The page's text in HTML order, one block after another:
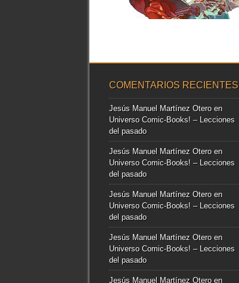
▶
COMENTARIOS RECIENTES
Jesús Manuel Martínez Oteroen
Universo Comic-Books! – Lecciones
del pasado
Jesús Manuel Martínez Oteroen
Universo Comic-Books! – Lecciones
del pasado
Jesús Manuel Martínez Oteroen
Universo Comic-Books! – Lecciones
del pasado
Jesús Manuel Martínez Oteroen
Universo Comic-Books! – Lecciones
del pasado
Jesús Manuel Martínez Oteroen